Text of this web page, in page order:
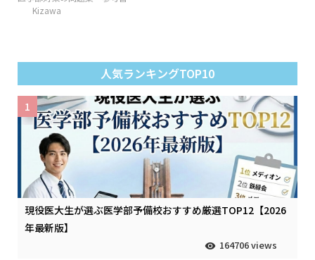
Kizawa
人気ランキングTOP10
現役医大生が選ぶ医学部予備校おすすめ厳選TOP12【2026
年最新版】
164706 views
1